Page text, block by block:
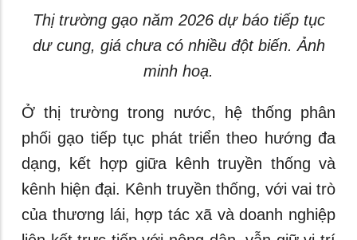
Thị trường gạo năm 2026 dự báo tiếp tục
dư cung, giá chưa có nhiều đột biến. Ảnh
minh hoạ.
Ở thị trường trong nước, hệ thống phân
phối gạo tiếp tục phát triển theo hướng đa
dạng, kết hợp giữa kênh truyền thống và
kênh hiện đại. Kênh truyền thống, với vai trò
của thương lái, hợp tác xã và doanh nghiệp